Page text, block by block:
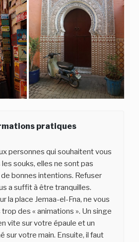
pratiques
personnes qui souhaitent vous
les souks, elles ne sont pas
bonnes intentions. Refuser
a suffit à être tranquilles.
la place Jemaa-el-Fna, ne vous
des « animations ». Un singe
vite sur votre épaule et un
sur votre main. Ensuite, il faut